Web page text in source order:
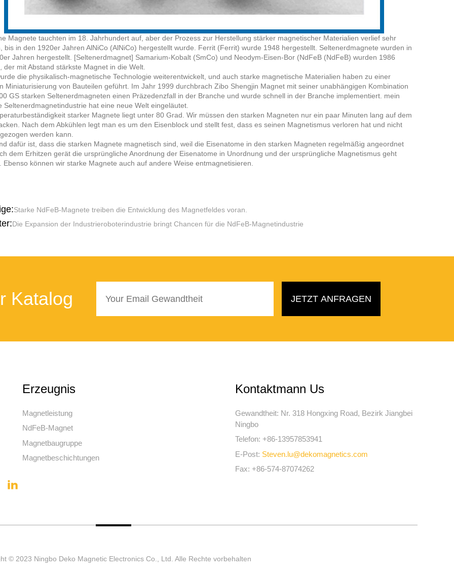
Magnete tauchten im 18. Jahrhundert auf, aber der Prozess zur Herstellung stärker magnetischer Materialien verlief sehr
bis in den 1920er Jahren AlNiCo (AlNiCo) hergestellt wurde. Ferrit (Ferrit) wurde 1948 hergestellt. Seltenerdmagnete wurden in
Jahren hergestellt. [Seltenerdmagnet] Samarium-Kobalt (SmCo) und Neodym-Eisen-Bor (NdFeB (NdFeB) wurden 1986
der mit Abstand stärkste Magnet in die Welt.
die physikalisch-magnetische Technologie weiterentwickelt, und auch starke magnetische Materialien haben zu einer
Miniaturisierung von Bauteilen geführt. Im Jahr 1999 durchbrach Zibo Shengjin Magnet mit seiner unabhängigen Kombination
GS starken Seltenerdmagneten einen Präzedenzfall in der Branche und wurde schnell in der Branche implementiert. mein
Seltenerdmagnetindustrie hat eine neue Welt eingeläutet.
starker Magnete liegt unter 80 Grad. Wir müssen den starken Magneten nur ein paar Minuten lang auf dem
Nach dem Abkühlen legt man es um den Eisenblock und stellt fest, dass es seinen Magnetismus verloren hat und nicht
werden kann.
dafür ist, dass die starken Magnete magnetisch sind, weil die Eisenatome in den starken Magneten regelmäßig angeordnet
dem Erhitzen gerät die ursprüngliche Anordnung der Eisenatome in Unordnung und der ursprüngliche Magnetismus geht
Ebenso können wir starke Magnete auch auf andere Weise entmagnetisieren.
Starke NdFeB-Magnete treiben die Entwicklung des Magnetfeldes voran.
Die Expansion der Industrieroboterindustrie bringt Chancen für die NdFeB-Magnetindustrie
Katalog
Erzeugnis
Magnetleistung
NdFeB-Magnet
Magnetbaugruppe
Magnetbeschichtungen
Kontaktmann Us
Gewandtheit: Nr. 318 Hongxing Road, Bezirk Jiangbei
Ningbo
Telefon: +86-13957853941
E-Post: Steven.lu@dekomagnetics.com
Fax: +86-574-87074262
© 2023 Ningbo Deko Magnetic Electronics Co., Ltd. Alle Rechte vorbehalten